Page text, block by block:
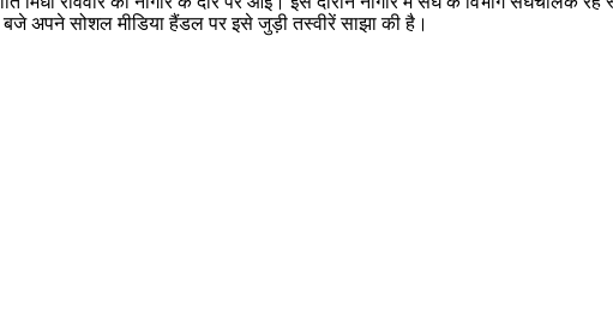
बजे अपने सोशल मीडिया हैंडल पर इसे जुड़ी तस्वीरें साझा की है।